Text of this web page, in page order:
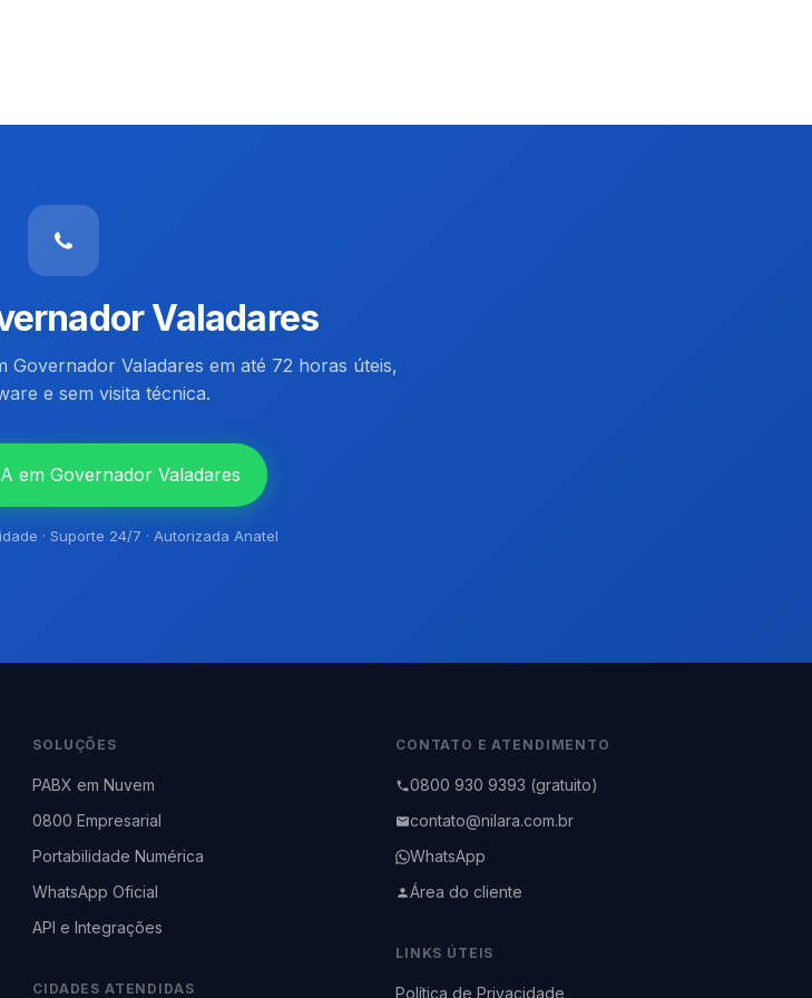
Valadares
Governador Valadares em até 72 horas úteis,
e sem visita técnica.
em Governador Valadares
· Suporte 24/7 · Autorizada Anatel
SOLUÇÕES
PABX em Nuvem
0800 Empresarial
Portabilidade Numérica
WhatsApp Oficial
API e Integrações
CIDADES ATENDIDAS
CONTATO E ATENDIMENTO
0800 930 9393 (gratuito)
contato@nilara.com.br
WhatsApp
Área do cliente
LINKS ÚTEIS
Política de Privacidade